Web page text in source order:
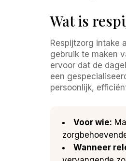
Wat is
Respijtzorg intake
gebruik te maken
ervoor dat de
een
persoonlijk,
Voor wie:
Wanneer